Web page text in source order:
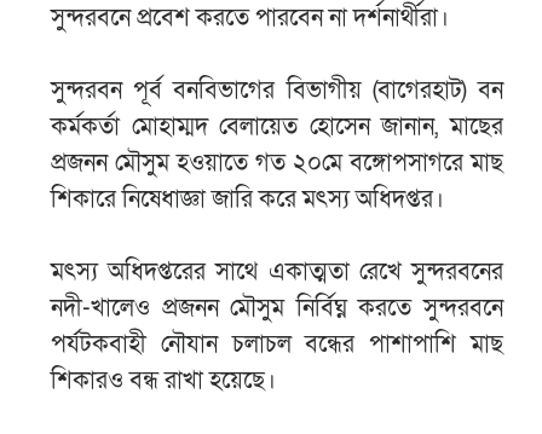
সুন্দরবনে প্রবেশ করতে পারবেন না দর্শনার্থীরা।
সুন্দরবন পূর্ব বনবিভাগের বিভাগীয় (বাগেরহাট) বন
কর্মকর্তা মোহাম্মদ বেলায়েত হোসেন জানান, মাছের
প্রজনন মৌসুম হওয়াতে গত ২০মে বঙ্গোপসাগরে মাছ
শিকারে নিষেধাজ্ঞা জারি করে মৎস্য অধিদপ্তর।
মৎস্য অধিদপ্তরের সাথে একাত্মতা রেখে সুন্দরবনের
নদী-খালেও প্রজনন মৌসুম নির্বিঘ্ন করতে সুন্দরবনে
পর্যটকবাহী নৌযান চলাচল বন্ধের পাশাপাশি মাছ
শিকারও বন্ধ রাখা হয়েছে।